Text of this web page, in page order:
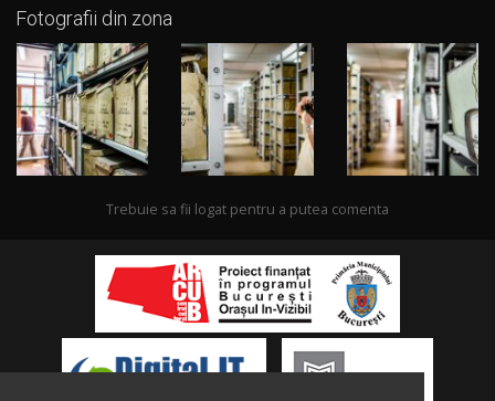
Fotografii din zona
Trebuie sa fii logat pentru a putea comenta